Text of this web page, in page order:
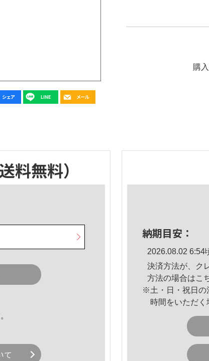
購
送料無料）
て
納期目安：
2026.08.02 6:54
決済方法が、ク
方法の場合はこ
※土・日・祝日の
時間をいただく